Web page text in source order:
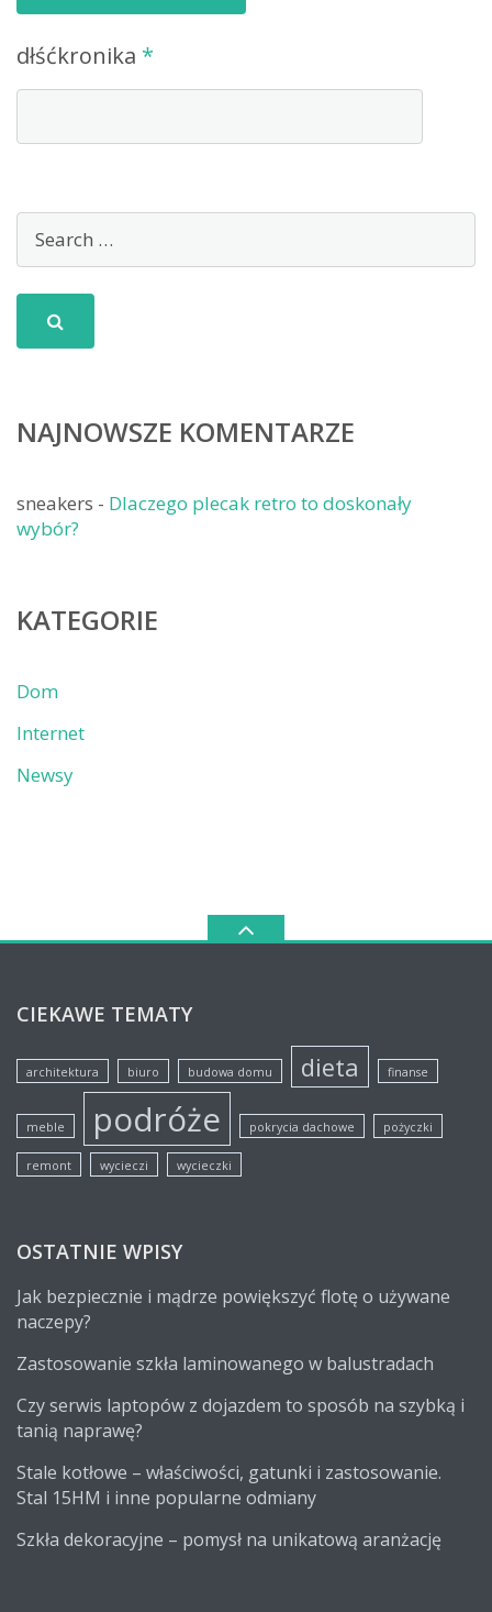
dłśćkronika *
NAJNOWSZE KOMENTARZE
sneakers - Dlaczego plecak retro to doskonały
wybór?
KATEGORIE
Dom
Internet
Newsy
CIEKAWE TEMATY
architektura biuro budowa domu dieta finanse
meble podróże pokrycia dachowe pożyczki
remont wycieczi wycieczki
OSTATNIE WPISY
Jak bezpiecznie i mądrze powiększyć flotę o używane
naczepy?
Zastosowanie szkła laminowanego w balustradach
Czy serwis laptopów z dojazdem to sposób na szybką i
tanią naprawę?
Stale kotłowe – właściwości, gatunki i zastosowanie.
Stal 15HM i inne popularne odmiany
Szkła dekoracyjne – pomysł na unikatową aranżację